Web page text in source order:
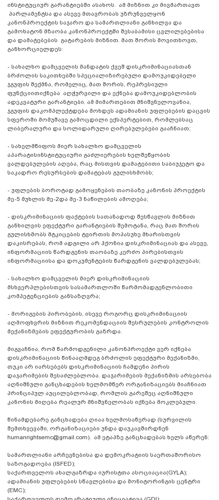
ინსტიტუციურ გარანტიებში ასახოს. ამ მიზნით კი მივმართავთ
პარლამენტსა და ასევე მთავრობას უზრუნველყონ
კანონპროექტის საჯარო და სამართლიანი განხილვა და
გამოხატონ მზაობა კანონპროექტში შესაბამისი ცვლილებებისა
და დამატებების გატარების მიზნით. მათ შორის მოვითხოვთ,
განხორციელდეს:
- სახალხო დამცველის მანდატის ქვეშ დისკრიმინაციასთან
ბრძოლის საკითხებში სპეციალიზირებული დამოუკიდებელი
ჯგუფის შექმნა, რომელიც, მათ შორის, რეპრესიული
ფუნქციითიქნება აღჭურვილი და ექნება დამოუკიდებლობის
ადეკვატური გარანტიები. ამ მიმართებით მნიშვნელოვანია,
ჯგუფის დაკომპლექტდება მოხდეს ადამიანის უფლებების დაცვის
სფეროში მომუშავე გამოცდილი ექსპერტებით, რომლებსაც
ლიბერალური და სოლიდარული ღირებულებები გააჩნიათ;
- სახელმწიფოს მიერ სახალხო დამცველის
აპარატისინსტიტუციური გაძლიერების ხელშეწყობის
ვალდებულების აღება, რაც მისთვის დამატებითი საბიუჯეტო და
საკადრო რესურსების დამატებას გულისხმობს;
- უფლების ბოროტად გამოყენების თაობაზე კანონის პროექტის
მე-5 მუხლის მე-2და მე-3 ნაწილების ამოღება;
- დისკრიმინაციის ფაქტების სათანადოდ შესწავლის მიზნით
განხილვის ეფექტური გარანტიების შემოტანა, რაც მათ შორის
გულისხმობს მტკიცების ტვირთის მოპასუხე მხარისთვის
დაკისრებას, რომ ადგილი არ ჰქონია დისკრიმინაციას და ასევე,
ინფორმაციის წარდგენის თაობაზე კერძო პირებისთვის
ინფორმაციისა და დოკუმენტების წარდგენის ვალდებულებას;
- სახალხო დამცველის მიერ დისკრიმინაციის
მსხვერპლებისთვის სასამართლოში წარმომადგენლობითი
კომპეტენციების განსაზღვრა;
- მორიგების პირობების, ისევე როგორც დისკრიმინაციის
აღმოფხვრის მიზნით რეკომენდაციის შესრულების კონტროლის
მექანიზმების ეფექტურობის გაზრდა.
მიგვაჩნია, რომ წარმოდგენილი კანონპროექტი ვერ იქნება
დისკრიმინაციის წინააღმდეგ ბრძოლის ეფექტური მექანიზმი,
თუკი არ იარსებებს დისკრიმინაციის ჩამდენი პირის
დაჯარიმების შესაძლებლობა. დაჯარიმების მექანიზმის არსებობა
აღნიშნული განცხადების ხელმომწერ ორგანიზაციებს მიაჩნიათ
პრინციპულ აუცილებლობად, რომლის გარეშეც აღნიშნული
კანონის მიღება რეალურ მნიშვნელობას იქნება მოკლებული.
წინამდებარე განცხადება ღიაა ხელმოსაწერად (სურვილის
შემთხვევაში, ორგანიზაციები უნდა დაუკავშირდნენ
humanrightsemc@gmail.com). ამ ეტაპზე განცხადებას ხელს აწერენ:
სამართლიანი არჩევნებისა და დემოკრატიის საერთაშორისო
საზოგადოება (ISFED);
საქართველოს ახალგაზრდა იურისტთა ასოციაცია(GYLA);
ადამიანის უფლებების სწავლებისა და მონიტორინგის ცენტრი
(EMC);